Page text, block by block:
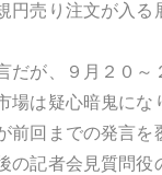
円売り注文が入る
だが、９月２０
場は疑心暗鬼に
前回までの発言
の記者会見質問